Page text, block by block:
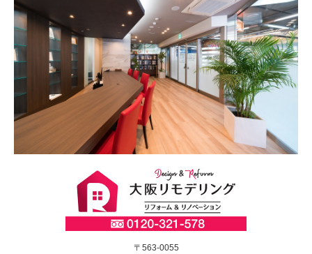
〒563-0055